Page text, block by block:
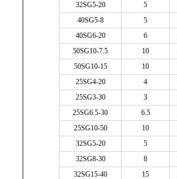
32SG5-20
5
40SG5-8
5
40SG6-20
6
50SG10-7.5
10
50SG10-15
10
25SG4-20
4
25SG3-30
3
25SG6.5-30
6.5
25SG10-50
10
32SG5-20
5
32SG8-30
8
32SG15-40
15